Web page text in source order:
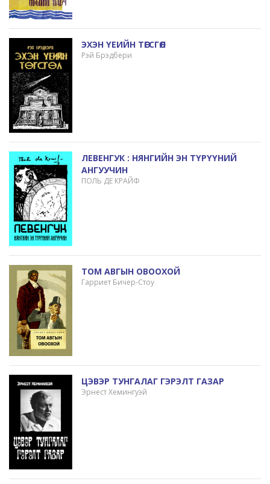
ЭХЭН ҮЕИЙН ТӨГСГӨЛ
Рэй Брэдбери
ЛЕВЕНГУК : НЯНГИЙН ЭН ТҮРҮҮНИЙ
АНГУУЧИН
ПОЛЬ ДЕ КРАЙФ
ТОМ АВГЫН ОВООХОЙ
Гарриет Бичер-Стоу
ЦЭВЭР ТУНГАЛАГ ГЭРЭЛТ ГАЗАР
Эрнест Хемингуэй